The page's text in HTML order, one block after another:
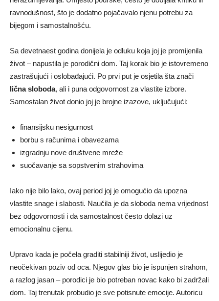
ravnodušnost, što je dodatno pojačavalo njenu potrebu za
bijegom i samostalnošću.
Sa devetnaest godina donijela je odluku koja joj je promijenila
život – napustila je porodični dom. Taj korak bio je istovremeno
zastrašujući i oslobađajući. Po prvi put je osjetila šta znači
lična sloboda, ali i puna odgovornost za vlastite izbore.
Samostalan život donio joj je brojne izazove, uključujući:
finansijsku nesigurnost
borbu s računima i obavezama
izgradnju nove društvene mreže
suočavanje sa sopstvenim strahovima
Iako nije bilo lako, ovaj period joj je omogućio da upozna
vlastite snage i slabosti. Naučila je da sloboda nema vrijednost
bez odgovornosti i da samostalnost često dolazi uz
emocionalnu cijenu.
Upravo kada je počela graditi stabilniji život, uslijedio je
neočekivan poziv od oca. Njegov glas bio je ispunjen strahom,
a razlog jasan – porodici je bio potreban novac kako bi zadržali
dom. Taj trenutak probudio je sve potisnute emocije. Autoricu